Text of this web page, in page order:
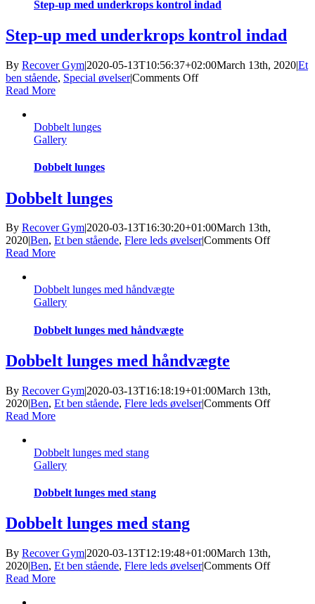
Step-up med underkrops kontrol indad
Step-up med underkrops kontrol indad
By Recover Gym|2020-05-13T10:56:37+02:00March 13th, 2020|Et
ben stående, Special øvelser|Comments Offon
Read More
Dobbelt lunges
Gallery
Dobbelt lunges
Dobbelt lunges
By Recover Gym|2020-03-13T16:30:20+01:00March 13th,
2020|Ben, Et ben stående, Flere leds øvelser|Comments Offon
Read More
Dobbelt lunges med håndvægte
Gallery
Dobbelt lunges med håndvægte
Dobbelt lunges med håndvægte
By Recover Gym|2020-03-13T16:18:19+01:00March 13th,
2020|Ben, Et ben stående, Flere leds øvelser|Comments Offon
Read More
Dobbelt lunges med stang
Gallery
Dobbelt lunges med stang
Dobbelt lunges med stang
By Recover Gym|2020-03-13T12:19:48+01:00March 13th,
2020|Ben, Et ben stående, Flere leds øvelser|Comments Offon
Read More